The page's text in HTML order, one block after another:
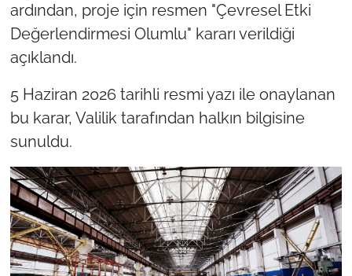
ardından, proje için resmen "Çevresel Etki
Değerlendirmesi Olumlu" kararı verildiği
açıklandı.
5 Haziran 2026 tarihli resmi yazı ile onaylanan
bu karar, Valilik tarafından halkın bilgisine
sunuldu.